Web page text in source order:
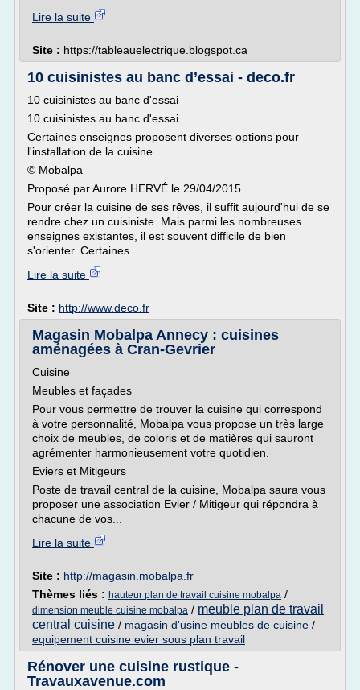
Lire la suite
Site : https://tableauelectrique.blogspot.ca
10 cuisinistes au banc d’essai - deco.fr
10 cuisinistes au banc d'essai
10 cuisinistes au banc d'essai
Certaines enseignes proposent diverses options pour
l'installation de la cuisine
© Mobalpa
Proposé par Aurore HERVÉ le 29/04/2015
Pour créer la cuisine de ses rêves, il suffit aujourd'hui de se
rendre chez un cuisiniste. Mais parmi les nombreuses
enseignes existantes, il est souvent difficile de bien
s'orienter. Certaines...
Lire la suite
Site : http://www.deco.fr
Magasin Mobalpa Annecy : cuisines
aménagées à Cran-Gevrier
Cuisine
Meubles et façades
Pour vous permettre de trouver la cuisine qui correspond
à votre personnalité, Mobalpa vous propose un très large
choix de meubles, de coloris et de matières qui sauront
agrémenter harmonieusement votre quotidien.
Eviers et Mitigeurs
Poste de travail central de la cuisine, Mobalpa saura vous
proposer une association Evier / Mitigeur qui répondra à
chacune de vos...
Lire la suite
Site : http://magasin.mobalpa.fr
Thèmes liés : hauteur plan de travail cuisine mobalpa /
dimension meuble cuisine mobalpa / meuble plan de travail
central cuisine / magasin d'usine meubles de cuisine /
equipement cuisine evier sous plan travail
Rénover une cuisine rustique -
Travauxavenue.com